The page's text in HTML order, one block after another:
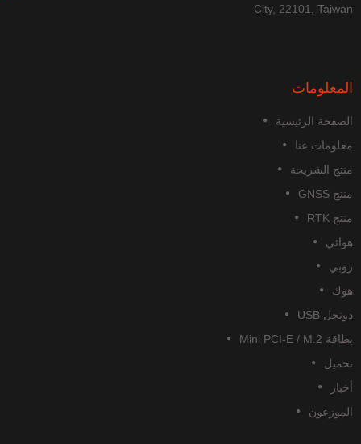
City, 22101, Taiwan
المعلومات
الصفحة الرئيسية
معلومات عنا
منتج الشريحة
منتج GNSS
منتج RTK
هوائي
روبي
هوك
دونجل USB
بطاقة Mini PCI-E / M.2
تحميل
أخبار
الموزعون